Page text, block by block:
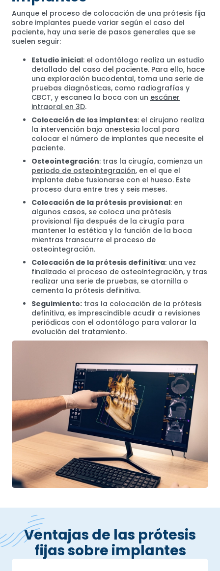
Aunque el proceso de colocación de una prótesis fija
sobre implantes puede variar según el caso del
paciente, hay una serie de pasos generales que se
suelen seguir:
Estudio inicial: el odontólogo realiza un estudio
detallado del caso del paciente. Para ello, hace
una exploración bucodental, toma una serie de
pruebas diagnósticas, como radiografías y
CBCT, y escanea la boca con un escáner
intraoral en 3D.
Colocación de los implantes: el cirujano realiza
la intervención bajo anestesia local para
colocar el número de implantes que necesite el
paciente.
Osteointegración: tras la cirugía, comienza un
periodo de osteointegración, en el que el
implante debe fusionarse con el hueso. Este
proceso dura entre tres y seis meses.
Colocación de la prótesis provisional: en
algunos casos, se coloca una prótesis
provisional fija después de la cirugía para
mantener la estética y la función de la boca
mientras transcurre el proceso de
osteointegración.
Colocación de la prótesis definitiva: una vez
finalizado el proceso de osteointegración, y tras
realizar una serie de pruebas, se atornilla o
cementa la prótesis definitiva.
Seguimiento: tras la colocación de la prótesis
definitiva, es imprescindible acudir a revisiones
periódicas con el odontólogo para valorar la
evolución del tratamiento.
Ventajas de las prótesis
fijas sobre implantes